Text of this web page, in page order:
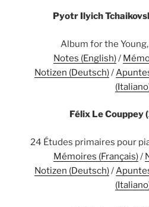
Pyotr Ilyich
Album for the
Notes (English)/
Notizen (Deutsch)/
Félix Le Couppey
24 Études primaires pour
Mémoires (Français)/
Notizen (Deutsch)/